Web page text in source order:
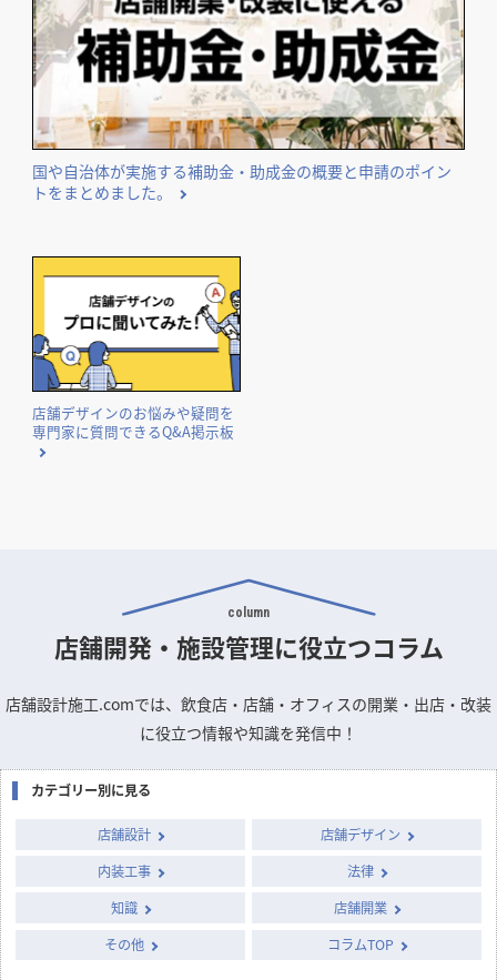
国や自治体が実施する補助金・助成金の概要と申請のポイン
トをまとめました。
店舗デザインのお悩みや疑問を
専門家に質問できるQ&A掲示板
column
店舗開発・施設管理に役立つコラム
店舗設計施工.comでは、飲食店・店舗・オフィスの開業・出店・改装
に役立つ情報や知識を発信中！
カテゴリー別に見る
店舗設計
店舗デザイン
内装工事
法律
知識
店舗開業
その他
コラムTOP